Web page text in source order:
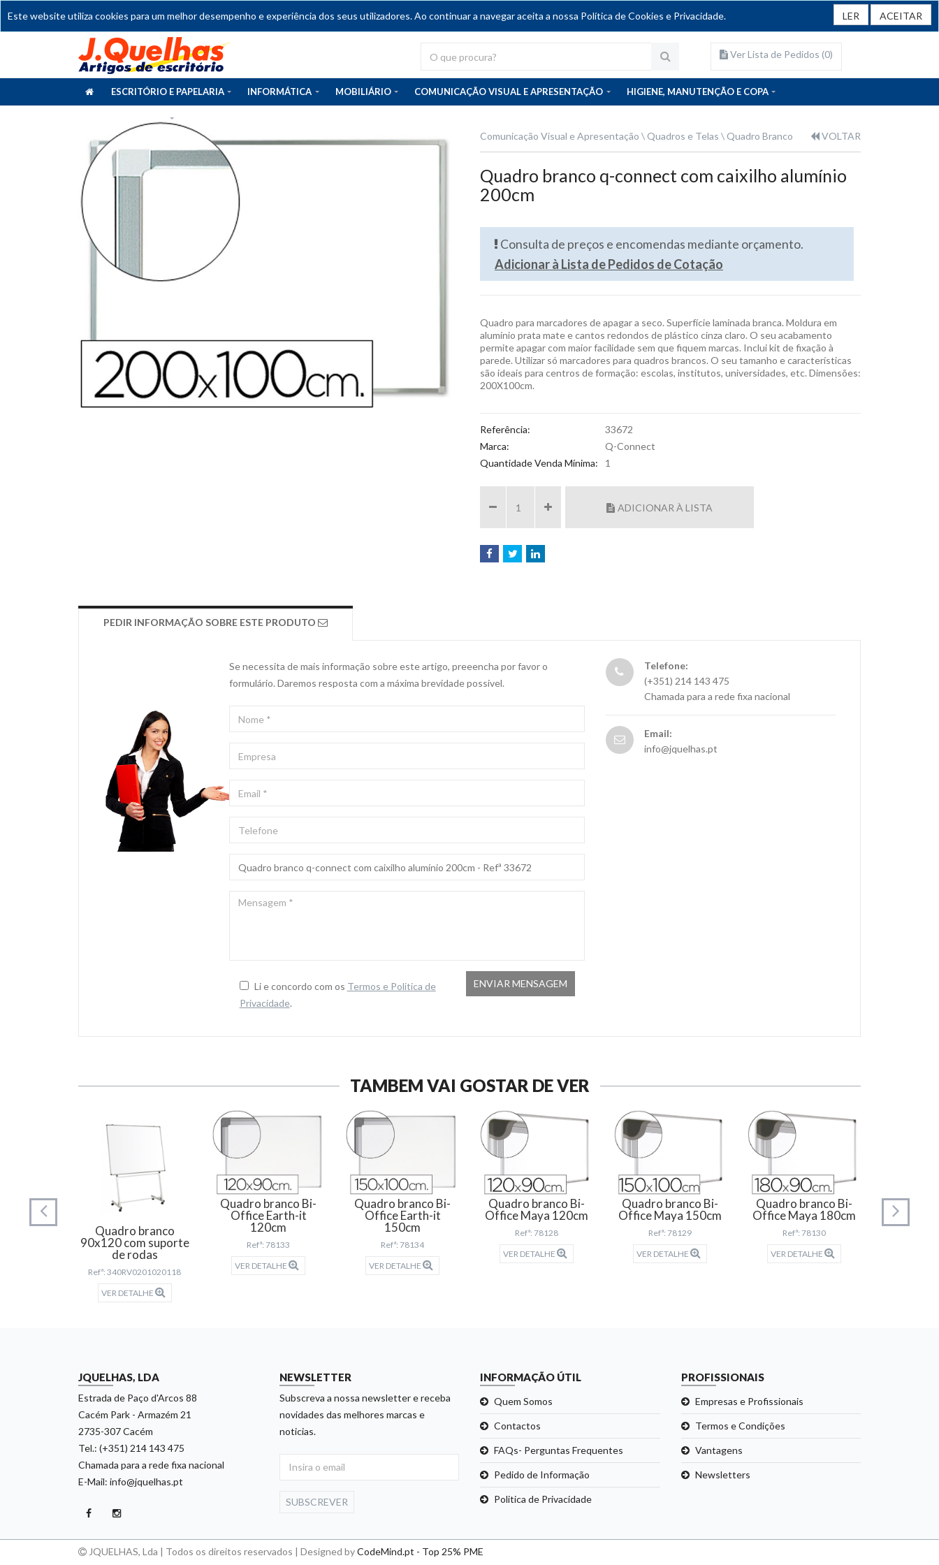
Este website utiliza cookies para um melhor desempenho e experiência dos seus utilizadores. Ao continuar a navegar aceita a nossa Política de Cookies e Privacidade. LER ACEITAR
Ver Lista de Pedidos (0)
ESCRITÓRIO E PAPELARIA INFORMÁTICA MOBILIÁRIO COMUNICAÇÃO VISUAL E APRESENTAÇÃO HIGIENE, MANUTENÇÃO E COPA
Comunicação Visual e Apresentação Quadros e Telas Quadro Branco VOLTAR
Quadro branco q-connect com caixilho alumínio
200cm
Consulta de preços e encomendas mediante orçamento.
Adicionar à Lista de Pedidos de Cotação
Quadro para marcadores de apagar a seco. Superfície laminada branca. Moldura em
alumínio prata mate e cantos redondos de plástico cinza claro. O seu acabamento
permite apagar com maior facilidade sem que fiquem marcas. Inclui kit de fixação à
parede. Utilizar só marcadores para quadros brancos. O seu tamanho e características
são ideais para centros de formação: escolas, institutos, universidades, etc. Dimensões:
200X100cm.
Referência:
33672
Marca:
Q-Connect
Quantidade Venda Mínima:
1
ADICIONAR À LISTA
PEDIR INFORMAÇÃO SOBRE ESTE PRODUTO
Se necessita de mais informação sobre este artigo, preeencha por favor o
formulário. Daremos resposta com a máxima brevidade possivel.
*
Li e concordo com os Termos e Politica de
Privacidade.
Telefone:
(+351) 214 143 475
Chamada para a rede fixa nacional
Email:
info@jquelhas.pt
TAMBÉM VAI GOSTAR DE VER
melamina
com
madeira
Quadro branco
90x120 com suporte
de rodas
Refª: 340RV0201020118
VER DETALHE
Quadro branco Bi-
Office Earth-it
120cm
Refª: 78133
VER DETALHE
Quadro branco Bi-
Office Earth-it
150cm
Refª: 78134
VER DETALHE
Quadro branco Bi-
Office Maya 120cm
Refª: 78128
VER DETALHE
Quadro branco Bi-
Office Maya 150cm
Refª: 78129
VER DETALHE
Quadro branco Bi-
Office Maya 180cm
Refª: 78130
VER DETALHE
Quadro
Office
JQUELHAS, LDA
Estrada de Paço d'Arcos 88
Cacém Park - Armazém 21
2735-307 Cacém
Tel.: (+351) 214 143 475
Chamada para a rede fixa nacional
E-Mail: info@jquelhas.pt
NEWSLETTER
Subscreva a nossa newsletter e receba
novidades das melhores marcas e
noticias.
SUBSCREVER
INFORMAÇÃO ÚTIL
Quem Somos
Contactos
FAQs- Perguntas Frequentes
Pedido de Informação
Politica de Privacidade
PROFISSIONAIS
Empresas e Profissionais
Termos e Condições
Vantagens
Newsletters
JQUELHAS, Lda | Todos os direitos reservados | Designed byCodeMind.pt - Top 25% PME